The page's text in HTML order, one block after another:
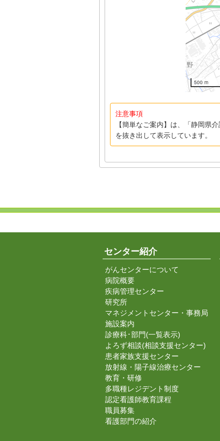
500 m
注意事項
【簡単なご案内】は、「静岡県
を抜き出して表示しています。
センター紹介
がんセンターについて
病院概要
疾病管理センター
研究所
マネジメントセンター・事務局
施設案内
診療科･部門(一覧表示)
よろず相談(相談支援センター)
患者家族支援センター
放射線・陽子線治療センター
教育・研修
多職種レジデント制度
認定看護師教育課程
職員募集
看護部門の紹介